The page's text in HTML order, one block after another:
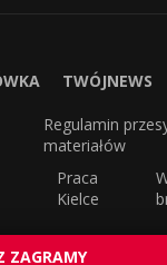
ZAGRAMY
TWÓJNEWS
Regulamin
materiałów
Praca
Kielce